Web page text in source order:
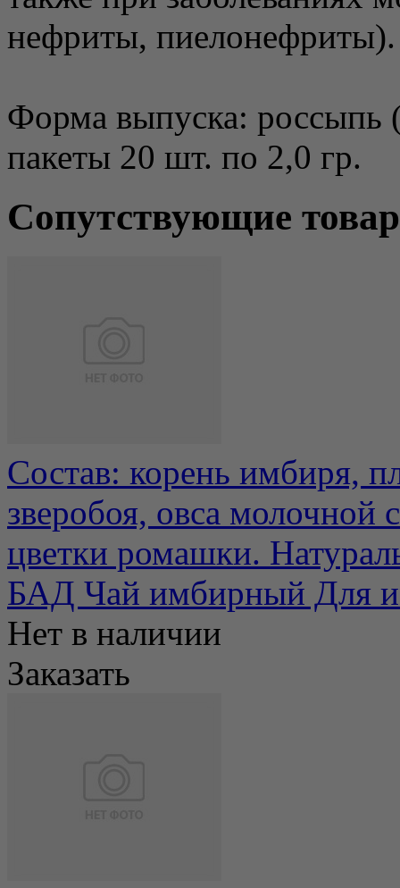
нефриты, пиелонефриты).
Форма выпуска: россыпь
пакеты 20 шт. по 2,0 гр.
Сопутствующие
Состав: корень имбиря,
зверобоя, овса
цветки ромашки.
БАД Чай имбирный Для
Нет в наличии
Заказать